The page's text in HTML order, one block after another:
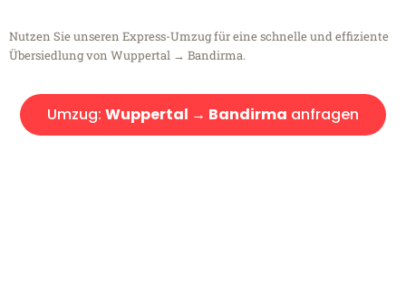
Nutzen Sie unseren Express-Umzug für eine schnelle und effiziente
Übersiedlung von Wuppertal → Bandirma.
Umzug: Wuppertal → Bandirma anfragen